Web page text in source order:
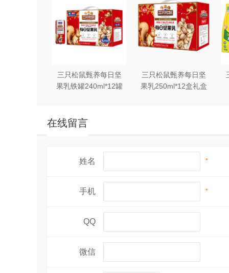
三只松鼠甄养每日坚
果乳铁罐240ml*12罐
三只松鼠甄养每日坚
果乳250ml*12盒礼盒
在线留言
姓名 *
手机 *
QQ
微信